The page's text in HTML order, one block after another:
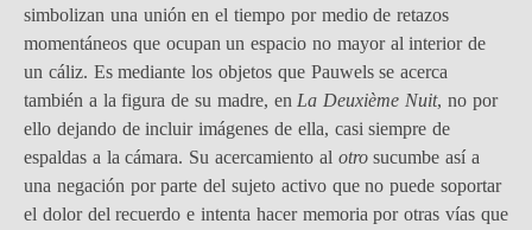
simbolizan una unión en el tiempo por medio de retazos
momentáneos que ocupan un espacio no mayor al interior de
un cáliz. Es mediante los objetos que Pauwels se acerca
también a la figura de su madre, en La Deuxième Nuit, no por
ello dejando de incluir imágenes de ella, casi siempre de
espaldas a la cámara. Su acercamiento al otrosucumbe así a
una negación por parte del sujeto activo que no puede soportar
el dolor del recuerdo e intenta hacer memoria por otras vías que